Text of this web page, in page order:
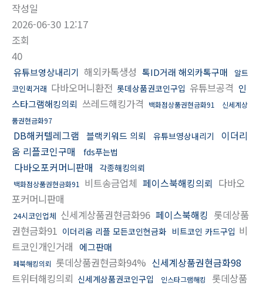
작성일
2026-06-30 12:17
조회
40
유튜브영상내리기 해외카톡생성 톡ID거래 해외카톡구매
알트
코인퀵거래 다바오머니환전 롯데상품권코인구입 유튜브공격 인
스타그램해킹의뢰 쓰레드해킹가격 백화점상품권현금화91
신세계상
품권현금화97
DB해커텔레그램 블랙키워드 의뢰 유튜브영상내리기
이더리
움 리플코인구매
fds푸는법
다바오포커머니판매 각종해킹의뢰
백화점상품권현금화91 비트송금업체 페이스북해킹의뢰 다바오
포커머니판매
24시코인업체 신세계상품권현금화96 페이스북해킹 롯데상품
권현금화91 이더리움 리플 모든코인현금화 비트코인 카드구입 비
트코인개인거래
에그판매
페북해킹의뢰 롯데상품권현금화94% 신세계상품권현금화98
트위터해킹의뢰 신세계상품권코인구입 인스타그램해킹
롯데상품